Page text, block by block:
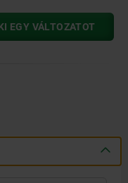
EGY VÁLTOZATOT